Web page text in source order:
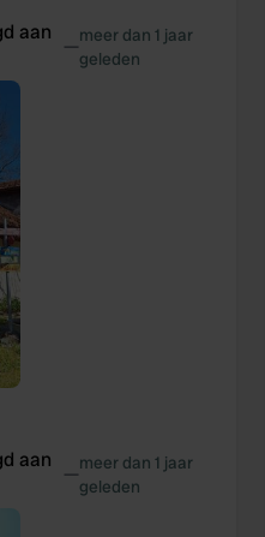
aan
—meer dan 1 jaar
geleden
aan
—meer dan 1 jaar
geleden